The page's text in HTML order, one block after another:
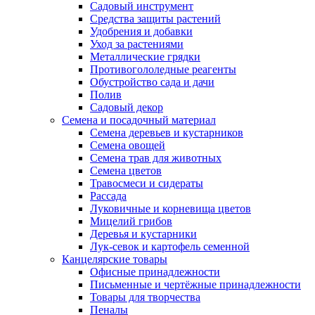
Садовый инструмент
Средства защиты растений
Удобрения и добавки
Уход за растениями
Металлические грядки
Противогололедные реагенты
Обустройство сада и дачи
Полив
Садовый декор
Семена и посадочный материал
Семена деревьев и кустарников
Семена овощей
Семена трав для животных
Семена цветов
Травосмеси и сидераты
Рассада
Луковичные и корневища цветов
Мицелий грибов
Деревья и кустарники
Лук-севок и картофель семенной
Канцелярские товары
Офисные принадлежности
Письменные и чертёжные принадлежности
Товары для творчества
Пеналы